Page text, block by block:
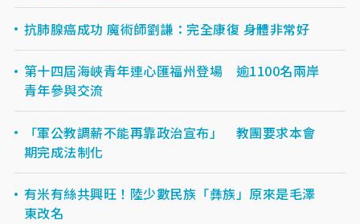
抗肺腺癌成功 魔術師劉謙：完全康復 身體非常好
第十四屆海峽青年連心匯福州登場 逾1100名兩岸
青年參與交流
「軍公教調薪不能再靠政治宣布」 教團要求本會
期完成法制化
有米有絲共興旺！陸少數民族「彝族」原來是毛澤
東改名